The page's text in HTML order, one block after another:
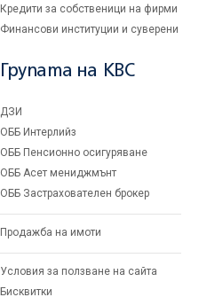
Кредити за собственици на фирми
Финансови институции и суверени
Групата на KBC
ДЗИ
ОББ Интерлийз
ОББ Пенсионно осигуряване
ОББ Асет мениджмънт
ОББ Застрахователен брокер
Продажба на имоти
Условия за ползване на сайта
Бисквитки